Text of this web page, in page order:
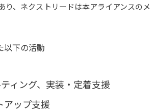
り、ネクストリードは本アライアンスの
下の活動
ィング、実装・定着支援
ップ支援